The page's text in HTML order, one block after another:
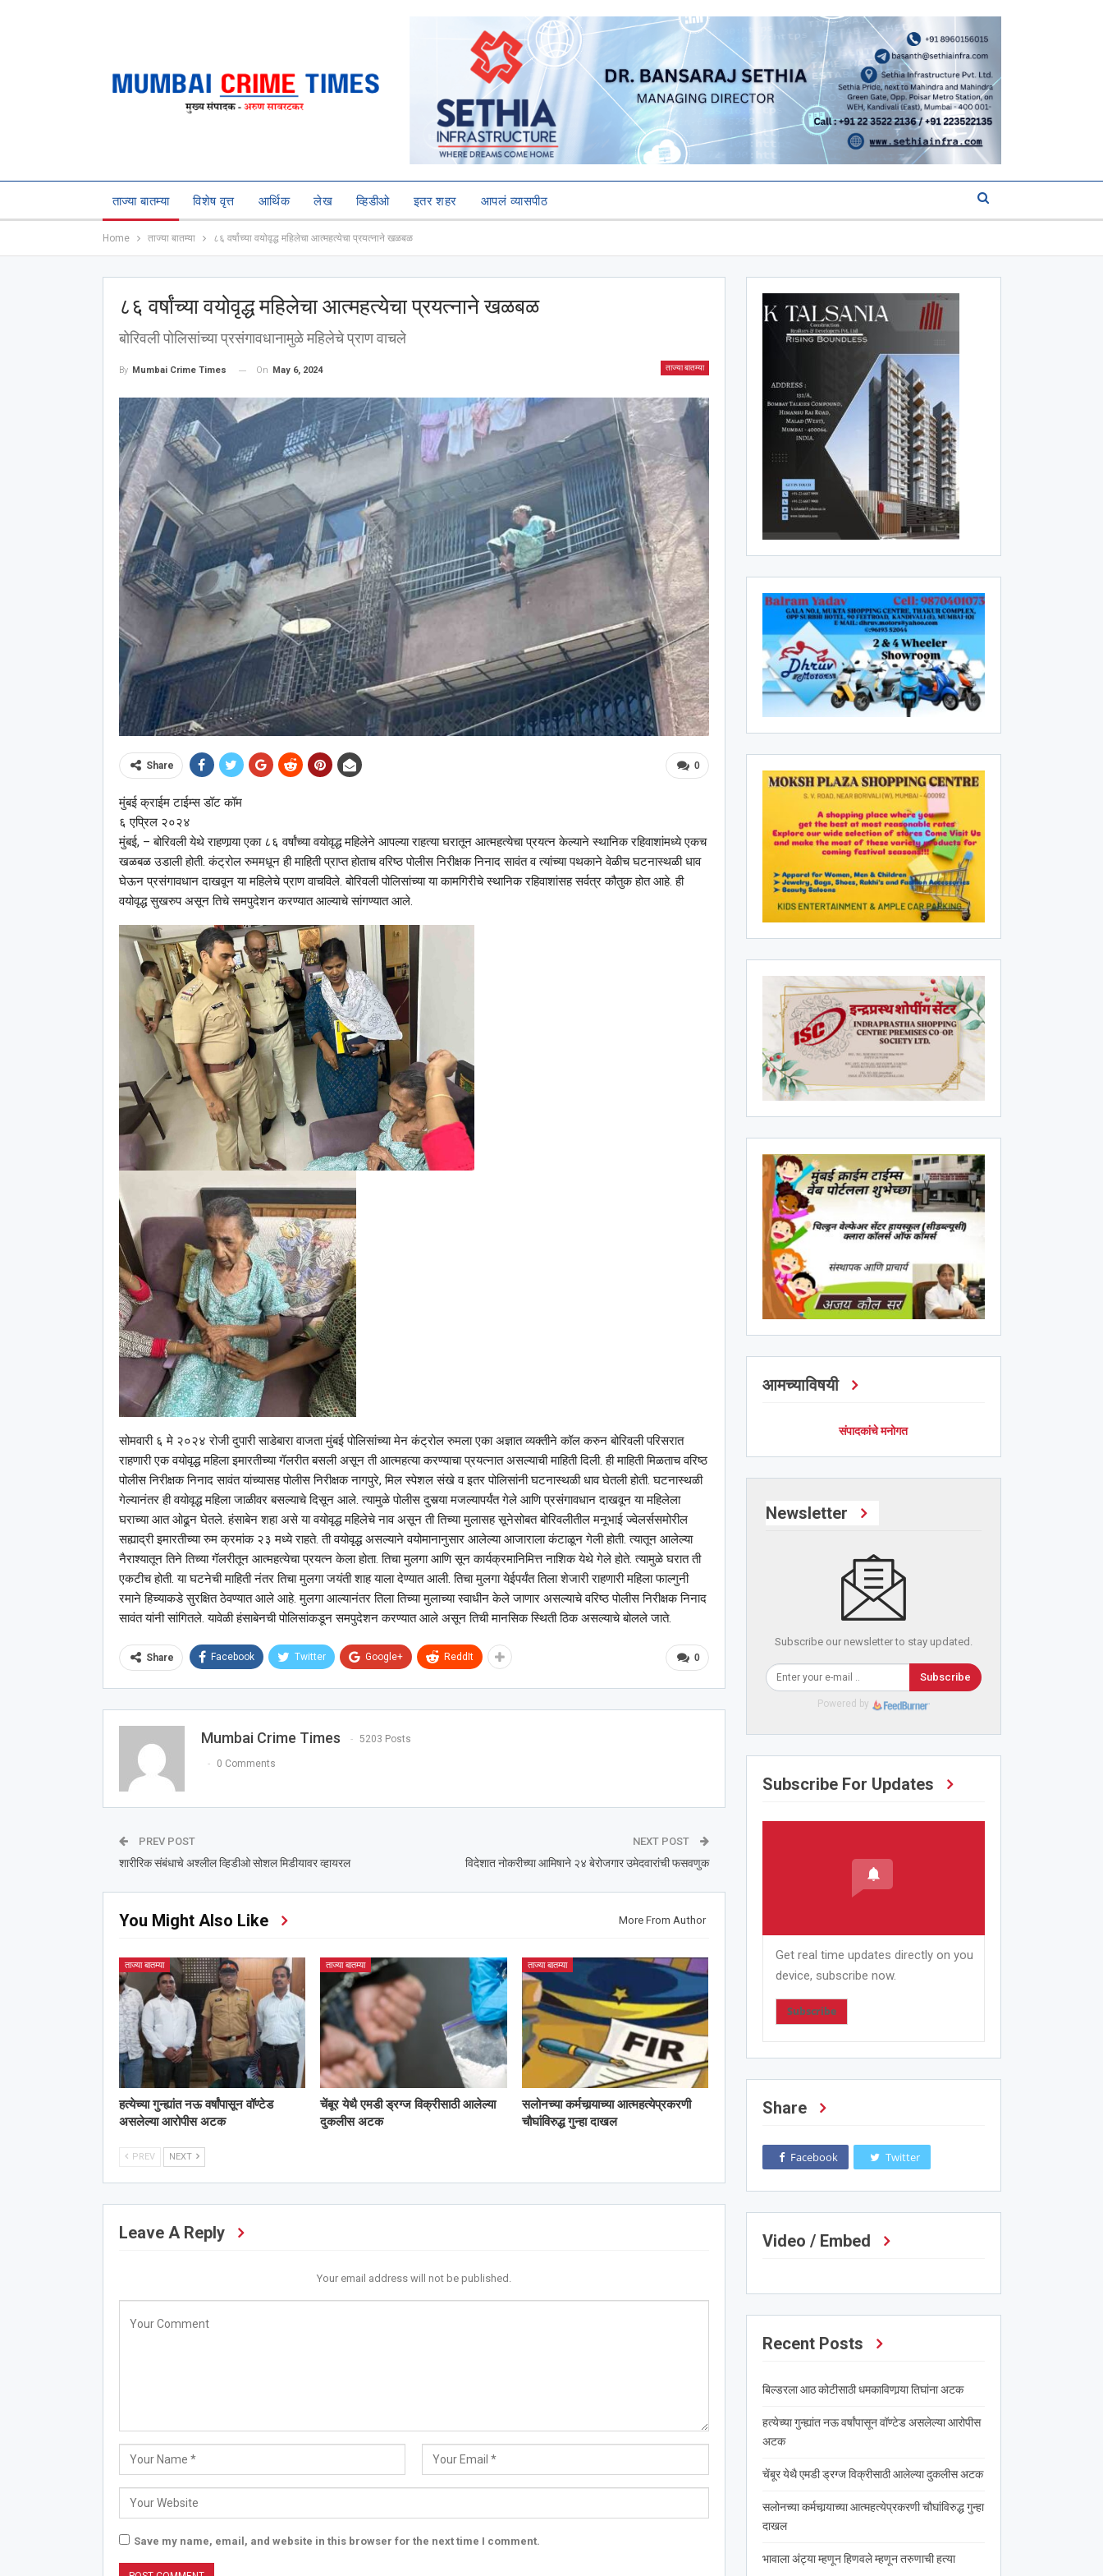
ताज्या बातम्या विशेष वृत्त आर्थिक लेख व्हिडीओ इतर शहर आपलं व्यासपीठ
Home ताज्या बातम्या ८६ वर्षांच्या वयोवृद्ध महिलेचा आत्महत्येचा प्रयत्नाने खळबळ
८६ वर्षांच्या वयोवृद्ध महिलेचा आत्महत्येचा प्रयत्नाने खळबळ
बोरिवली पोलिसांच्या प्रसंगावधानामुळे महिलेचे प्राण वाचले
ताज्या बातम्या
By Mumbai Crime Times On May 6, 2024
0
Share
मुंबई क्राईम टाईम्स डॉट कॉम
६ एप्रिल २०२४
मुंबई, – बोरिवली येथे राहणार्‍या एका ८६ वर्षांच्या वयोवृद्ध महिलेने आपल्या राहत्या घरातून आत्महत्येचा प्रयत्न केल्याने स्थानिक रहिवाशांमध्ये एकच
खळबळ उडाली होती. कंट्रोल रुममधून ही माहिती प्राप्त होताच वरिष्ठ पोलीस निरीक्षक निनाद सावंत व त्यांच्या पथकाने वेळीच घटनास्थळी धाव
घेऊन प्रसंगावधान दाखवून या महिलेचे प्राण वाचविले. बोरिवली पोलिसांच्या या कामगिरीचे स्थानिक रहिवाशांसह सर्वत्र कौतुक होत आहे. ही
वयोवृद्ध सुखरुप असून तिचे समपुदेशन करण्यात आल्याचे सांगण्यात आले.
सोमवारी ६ मे २०२४ रोजी दुपारी साडेबारा वाजता मुंबई पोलिसांच्या मेन कंट्रोल रुमला एका अज्ञात व्यक्तीने कॉल करुन बोरिवली परिसरात
राहणारी एक वयोवृद्ध महिला इमारतीच्या गॅलरीत बसली असून ती आत्महत्या करण्याचा प्रयत्नात असल्याची माहिती दिली. ही माहिती मिळताच वरिष्ठ
पोलीस निरीक्षक निनाद सावंत यांच्यासह पोलीस निरीक्षक नागपुरे, मिल स्पेशल संखे व इतर पोलिसांनी घटनास्थळी धाव घेतली होती. घटनास्थळी
गेल्यानंतर ही वयोवृद्ध महिला जाळीवर बसल्याचे दिसून आले. त्यामुळे पोलीस दुसर्‍या मजल्यापर्यंत गेले आणि प्रसंगावधान दाखवून या महिलेला
घराच्या आत ओढून घेतले. हंसाबेन शहा असे या वयोवृद्ध महिलेचे नाव असून ती तिच्या मुलासह सूनेसोबत बोरिवलीतील मनूभाई ज्वेलर्ससमोरील
सह्याद्री इमारतीच्या रुम क्रमांक २३ मध्ये राहते. ती वयोवृद्ध असल्याने वयोमानानुसार आलेल्या आजाराला कंटाळून गेली होती. त्यातून आलेल्या
नैराश्यातून तिने तिच्या गॅलरीतून आत्महत्येचा प्रयत्न केला होता. तिचा मुलगा आणि सून कार्यक्रमानिमित्त नाशिक येथे गेले होते. त्यामुळे घरात ती
एकटीच होती. या घटनेची माहिती नंतर तिचा मुलगा जयंती शाह याला देण्यात आली. तिचा मुलगा येईपर्यंत तिला शेजारी राहणारी महिला फाल्गुनी
रमाने हिच्याकडे सुरक्षित ठेवण्यात आले आहे. मुलगा आल्यानंतर तिला तिच्या मुलाच्या स्वाधीन केले जाणार असल्याचे वरिष्ठ पोलीस निरीक्षक निनाद
सावंत यांनी सांगितले. यावेळी हंसाबेनची पोलिसांकडून समपुदेशन करण्यात आले असून तिची मानसिक स्थिती ठिक असल्याचे बोलले जाते.
0
Share Facebook Twitter Google+ ReddIt
Mumbai Crime Times 5203 Posts
0 Comments
PREV POST
शारीरिक संबंधाचे अश्‍लील व्हिडीओ सोशल मिडीयावर व्हायरल
NEXT POST
विदेशात नोकरीच्या आमिषाने २४ बेरोजगार उमेदवारांची फसवणुक
You Might Also Like More From Author
ताज्या बातम्या
हत्येच्या गुन्ह्यांत नऊ वर्षांपासून वॉण्टेड
असलेल्या आरोपीस अटक
ताज्या बातम्या
चेंबूर येथै एमडी ड्रग्ज विक्रीसाठी आलेल्या
दुकलीस अटक
ताज्या बातम्या
सलोनच्या कर्मचार्‍याच्या आत्महत्येप्रकरणी
चौघांविरुद्ध गुन्हा दाखल
PREV NEXT
Leave A Reply
Your email address will not be published.
Save my name, email, and website in this browser for the next time I comment.
आमच्याविषयी
संपादकांचे मनोगत
Newsletter
Subscribe our newsletter to stay updated.
Subscribe
Powered by
Subscribe For Updates
Get real time updates directly on you
device, subscribe now.
Subscribe
Share
Facebook Twitter
Video / Embed
Recent Posts
बिल्डरला आठ कोटीसाठी धमकाविणार्‍या तिघांना अटक
हत्येच्या गुन्ह्यांत नऊ वर्षांपासून वॉण्टेड असलेल्या आरोपीस
अटक
चेंबूर येथै एमडी ड्रग्ज विक्रीसाठी आलेल्या दुकलीस अटक
सलोनच्या कर्मचार्‍याच्या आत्महत्येप्रकरणी चौघांविरुद्ध गुन्हा
दाखल
भावाला अंट्या म्हणून हिणवले म्हणून तरुणाची हत्या